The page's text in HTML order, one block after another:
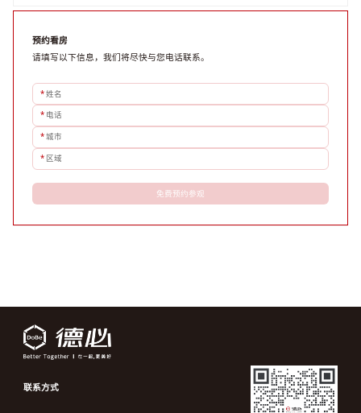
款。选址是综合性战略决策，旨在让办公
预约看房
请填写以下信息，我们将尽快与您电话联系。
*姓名
* 电话
*城市
* 区域
免费预约参观
联系方式